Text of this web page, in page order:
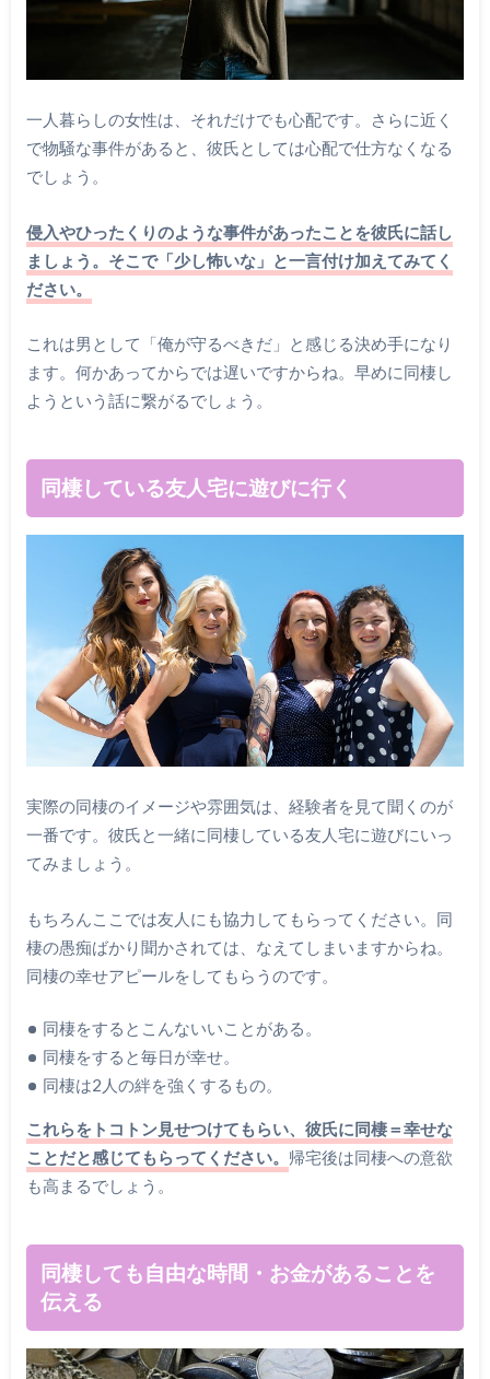
一人暮らしの女性は、それだけでも心配です。さらに近く
で物騒な事件があると、彼氏としては心配で仕方なくなる
でしょう。
侵入やひったくりのような事件があったことを彼氏に話し
ましょう。そこで「少し怖いな」と一言付け加えてみてく
ださい。
これは男として「俺が守るべきだ」と感じる決め手になり
ます。何かあってからでは遅いですからね。早めに同棲し
ようという話に繋がるでしょう。
同棲している友人宅に遊びに行く
実際の同棲のイメージや雰囲気は、経験者を見て聞くのが
一番です。彼氏と一緒に同棲している友人宅に遊びにいっ
てみましょう。
もちろんここでは友人にも協力してもらってください。同
棲の愚痴ばかり聞かされては、なえてしまいますからね。
同棲の幸せアピールをしてもらうのです。
同棲をするとこんないいことがある。
同棲をすると毎日が幸せ。
同棲は2人の絆を強くするもの。
これらをトコトン見せつけてもらい、彼氏に同棲＝幸せな
ことだと感じてもらってください。 帰宅後は同棲への意欲
も高まるでしょう。
同棲しても自由な時間・お金があることを
伝える